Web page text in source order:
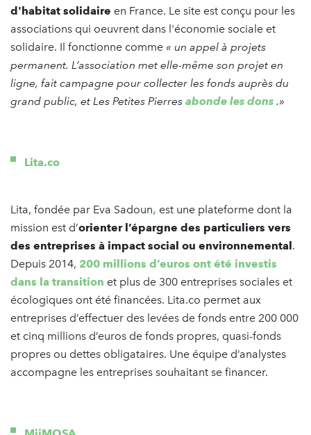
d'habitat solidaire en France. Le site est conçu pour les
associations qui oeuvrent dans l'économie sociale et
solidaire. Il fonctionne comme « un appel à projets
permanent. L’association met elle-même son projet en
ligne, fait campagne pour collecter les fonds auprès du
grand public, et Les Petites Pierres abonde les dons .»
Lita.co
Lita, fondée par Eva Sadoun, est une plateforme dont la
mission est d’orienter l’épargne des particuliers vers
des entreprises à impact social ou environnemental.
Depuis 2014, 200 millions d’euros ont été investis
dans la transition et plus de 300 entreprises sociales et
écologiques ont été financées. Lita.co permet aux
entreprises d’effectuer des levées de fonds entre 200 000
et cinq millions d’euros de fonds propres, quasi-fonds
propres ou dettes obligataires. Une équipe d’analystes
accompagne les entreprises souhaitant se financer.